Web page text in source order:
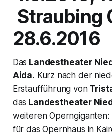
Straubing
28.6.2016
Das Landestheater
Aida. Kurz nach der
Erstaufführung von
das Landestheater
weiteren Operngiganten:
für das Opernhaus in